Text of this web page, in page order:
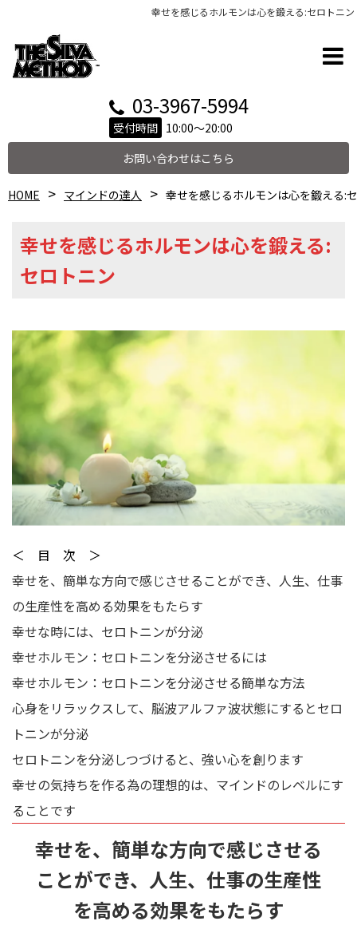
幸せを感じるホルモンは心を鍛える:セロトニン
03-3967-5994
受付時間 10:00～20:00
お問い合わせはこちら
HOME マインドの達人 幸せを感じるホルモンは心を鍛える:
幸せを感じるホルモンは心を鍛える:
セロトニン
＜ 目 次 ＞
幸せを、簡単な方向で感じさせることができ、人生、仕事
の生産性を高める効果をもたらす
幸せな時には、セロトニンが分泌
幸せホルモン：セロトニンを分泌させるには
幸せホルモン：セロトニンを分泌させる簡単な方法
心身をリラックスして、脳波アルファ波状態にするとセロ
トニンが分泌
セロトニンを分泌しつづけると、強い心を創ります
幸せの気持ちを作る為の理想的は、マインドのレベルにす
ることです
幸せを、簡単な方向で感じさせる
ことができ、人生、仕事の生産性
を高める効果をもたらす